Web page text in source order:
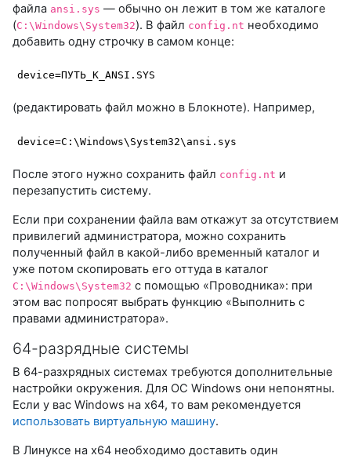
файла ansi.sys — обычно он лежит в том же каталоге
(C:\Windows\System32). В файл config.nt необходимо
добавить одну строчку в самом конце:
device=ПУТЬ_К_ANSI.SYS
(редактировать файл можно в Блокноте). Например,
device=C:\Windows\System32\ansi.sys
После этого нужно сохранить файл config.nt и
перезапустить систему.
Если при сохранении файла вам откажут за отсутствием
привилегий администратора, можно сохранить
полученный файл в какой-либо временный каталог и
уже потом скопировать его оттуда в каталог
C:\Windows\System32 с помощью «Проводника»: при
этом вас попросят выбрать функцию «Выполнить с
правами администратора».
64-разрядные системы
В 64-разхрядных системах требуются дополнительные
настройки окружения. Для ОС Windows они непонятны.
Если у вас Windows на x64, то вам рекомендуется
использовать виртуальную машину.
В Линуксе на x64 необходимо доставить один